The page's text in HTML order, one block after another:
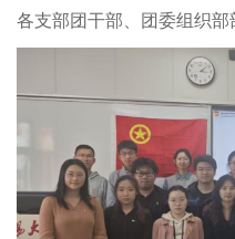
各支部团干部、团委组织部